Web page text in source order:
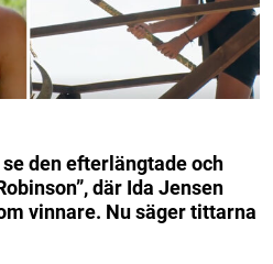
den efterlängtade och
där Ida Jensen
vinnare. Nu säger tittarna